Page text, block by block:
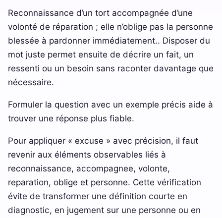
Reconnaissance d’un tort accompagnée d’une
volonté de réparation ; elle n’oblige pas la personne
blessée à pardonner immédiatement.. Disposer du
mot juste permet ensuite de décrire un fait, un
ressenti ou un besoin sans raconter davantage que
nécessaire.
Formuler la question avec un exemple précis aide à
trouver une réponse plus fiable.
Pour appliquer « excuse » avec précision, il faut
revenir aux éléments observables liés à
reconnaissance, accompagnee, volonte,
reparation, oblige et personne. Cette vérification
évite de transformer une définition courte en
diagnostic, en jugement sur une personne ou en